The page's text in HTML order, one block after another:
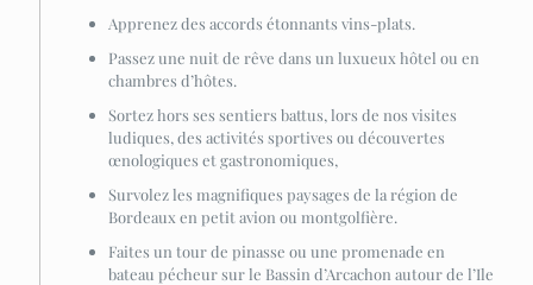
Apprenez des accords étonnants vins-plats.
Passez une nuit de rêve dans un luxueux hôtel ou en
chambres d’hôtes.
Sortez hors ses sentiers battus, lors de nos visites
ludiques, des activités sportives ou découvertes
œnologiques et gastronomiques,
Survolez les magnifiques paysages de la région de
Bordeaux en petit avion ou montgolfière.
Faites un tour de pinasse ou une promenade en
bateau pécheur sur le Bassin d’Arcachon autour de l’Ile